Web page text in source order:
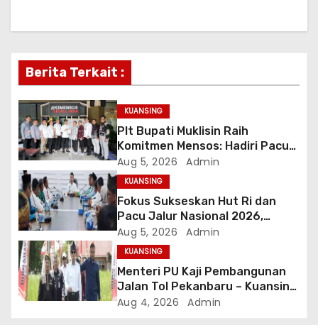
g
a
t
i
o
n
Berita Terkait :
KUANSING
Plt Bupati Muklisin Raih
Komitmen Mensos: Hadiri Pacu
Jalur 2026 dan Resmikan
Sekolah Rakyat Kuansing
Aug 5, 2026 Admin
KUANSING
Fokus Sukseskan Hut Ri dan
Pacu Jalur Nasional 2026,
Pemkab Kuansing Perkuat
Sinergi Antarwilayah
Aug 5, 2026 Admin
KUANSING
Menteri PU Kaji Pembangunan
Jalan Tol Pekanbaru – Kuansing,
Dukung Pacu Jalur dan Dorong
Aug 4, 2026 Admin